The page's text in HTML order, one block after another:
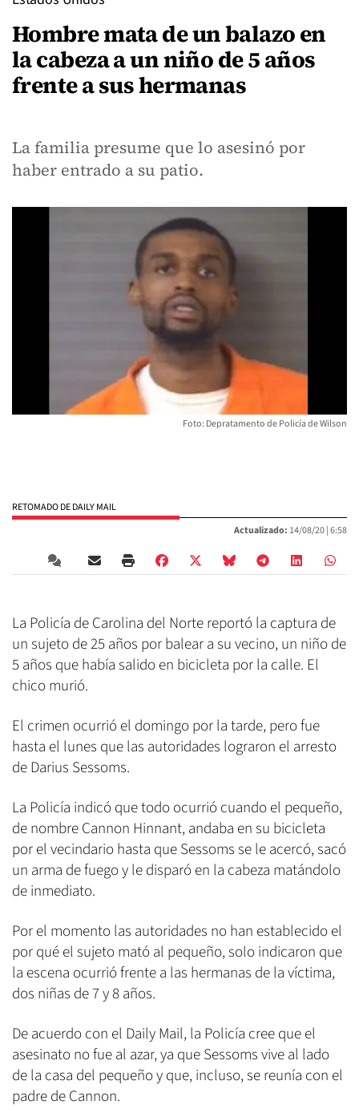
Hombre mata de un balazo en
la cabeza a un niño de 5 años
frente a sus hermanas
La familia presume que lo asesinó por
haber entrado a su patio.
Foto: Depratamento de Policía de Wilson
RETOMADO DE DAILY MAIL
Actualizado: 14/08/20 |6:58
La Policía de Carolina del Norte reportó la captura de
un sujeto de 25 años por balear a su vecino, un niño de
5 años que había salido en bicicleta por la calle. El
chico murió.
El crimen ocurrió el domingo por la tarde, pero fue
hasta el lunes que las autoridades lograron el arresto
de Darius Sessoms.
La Policía indicó que todo ocurrió cuando el pequeño,
de nombre Cannon Hinnant, andaba en su bicicleta
por el vecindario hasta que Sessoms se le acercó, sacó
un arma de fuego y le disparó en la cabeza matándolo
de inmediato.
Por el momento las autoridades no han establecido el
por qué el sujeto mató al pequeño, solo indicaron que
la escena ocurrió frente a las hermanas de la víctima,
dos niñas de 7 y 8 años.
De acuerdo con el Daily Mail, la Policía cree que el
asesinato no fue al azar, ya que Sessoms vive al lado
de la casa del pequeño y que, incluso, se reunía con el
padre de Cannon.